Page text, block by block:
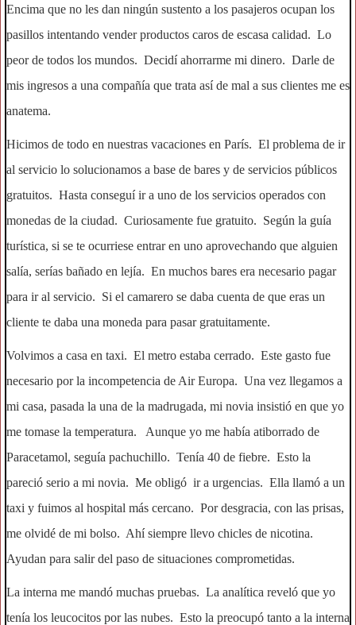
Encima que no les dan ningún sustento a los pasajeros ocupan los
pasillos intentando vender productos caros de escasa calidad. Lo
peor de todos los mundos. Decidí ahorrarme mi dinero. Darle de
mis ingresos a una compañía que trata así de mal a sus clientes me es
anatema.
Hicimos de todo en nuestras vacaciones en París. El problema de ir
al servicio lo solucionamos a base de bares y de servicios públicos
gratuitos. Hasta conseguí ir a uno de los servicios operados con
monedas de la ciudad. Curiosamente fue gratuito. Según la guía
turística, si se te ocurriese entrar en uno aprovechando que alguien
salía, serías bañado en lejía. En muchos bares era necesario pagar
para ir al servicio. Si el camarero se daba cuenta de que eras un
cliente te daba una moneda para pasar gratuitamente.
Volvimos a casa en taxi. El metro estaba cerrado. Este gasto fue
necesario por la incompetencia de Air Europa. Una vez llegamos a
mi casa, pasada la una de la madrugada, mi novia insistió en que yo
me tomase la temperatura. Aunque yo me había atiborrado de
Paracetamol, seguía pachuchillo. Tenía 40 de fiebre. Esto la
pareció serio a mi novia. Me obligó ir a urgencias. Ella llamó a un
taxi y fuimos al hospital más cercano. Por desgracia, con las prisas,
me olvidé de mi bolso. Ahí siempre llevo chicles de nicotina.
Ayudan para salir del paso de situaciones comprometidas.
La interna me mandó muchas pruebas. La analítica reveló que yo
tenía los leucocitos por las nubes. Esto la preocupó tanto a la interna